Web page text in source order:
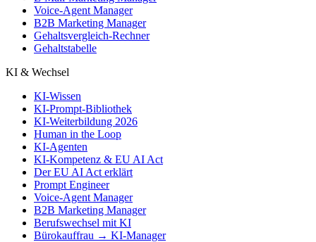
Voice-Agent Manager
B2B Marketing Manager
Gehaltsvergleich-Rechner
Gehaltstabelle
KI & Wechsel
KI-Wissen
KI-Prompt-Bibliothek
KI-Weiterbildung 2026
Human in the Loop
KI-Agenten
KI-Kompetenz & EU AI Act
Der EU AI Act erklärt
Prompt Engineer
Voice-Agent Manager
B2B Marketing Manager
Berufswechsel mit KI
Bürokauffrau → KI-Manager